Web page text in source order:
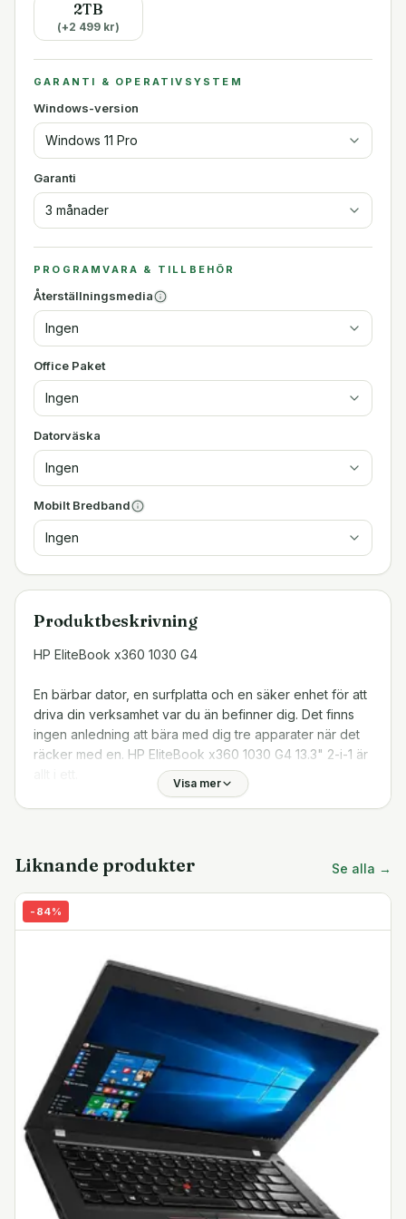
2TB
(+2 499kr)
GARANTI & OPERATIVSYSTEM
Windows-version
Windows 11 Pro
Garanti
3 månader
PROGRAMVARA & TILLBEHÖR
Återställningsmedia
Ingen
Office Paket
Ingen
Datorväska
Ingen
Mobilt Bredband
Ingen
Produktbeskrivning
HP EliteBook x360 1030 G4
En bärbar dator, en surfplatta och en säker enhet för att
driva din verksamhet var du än befinner dig. Det finns
ingen anledning att bära med dig tre apparater när det
räcker med en. HP EliteBook x360 1030 G4 13.3" 2-i-1 är
Ultraportabel design
mindre än 1,6 cm bred, vilket gör att den passar i alla
väskor.
2-i-1-form
kan rotera skärmen bakåt för att växla mellan vanlig
bärbar datora för att skriva och enkel pekkontroll för
multimedia. Rotera bort tangentbordet för att titta på
video eller ge fantastiska animerade presentationer.
8:e generationens Core i5
Den fyrkärniga Intel Core i5-processorn gör att den
bärbara datorn köra flera processer samtidigt utan
fördröjning eller avmattning. När mer kraft krävs kan
processorn växla till turboläge för extra prestanda. Den
åtföljs av 16 GB snabb DDR4 RAM och integrerad Intel
UHD Graphics 620.
Visa mer
Liknande produkter Se alla →
- 84%